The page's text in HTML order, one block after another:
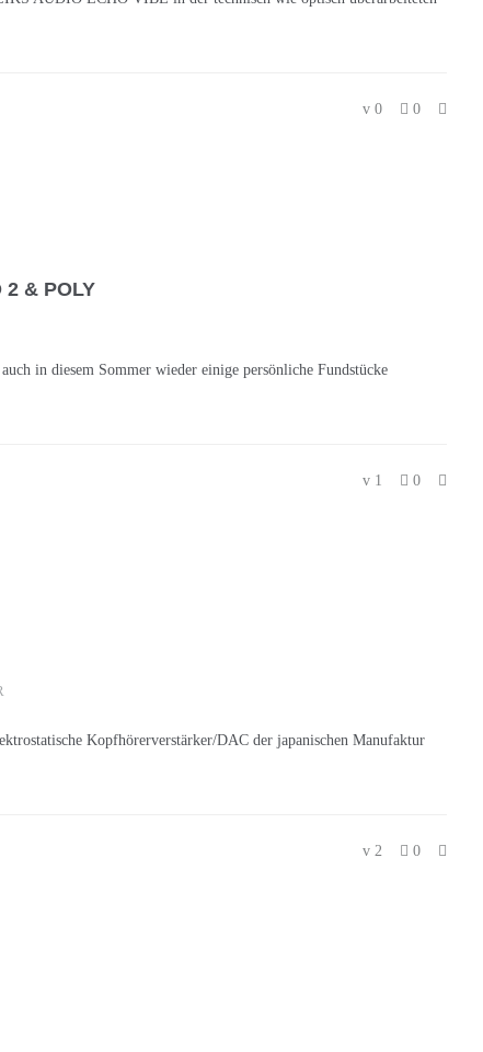
0 0
2 & POLY
in diesem Sommer wieder einige persönliche Fundstücke
1 0
Kopfhörerverstärker/DAC der japanischen Manufaktur
2 0